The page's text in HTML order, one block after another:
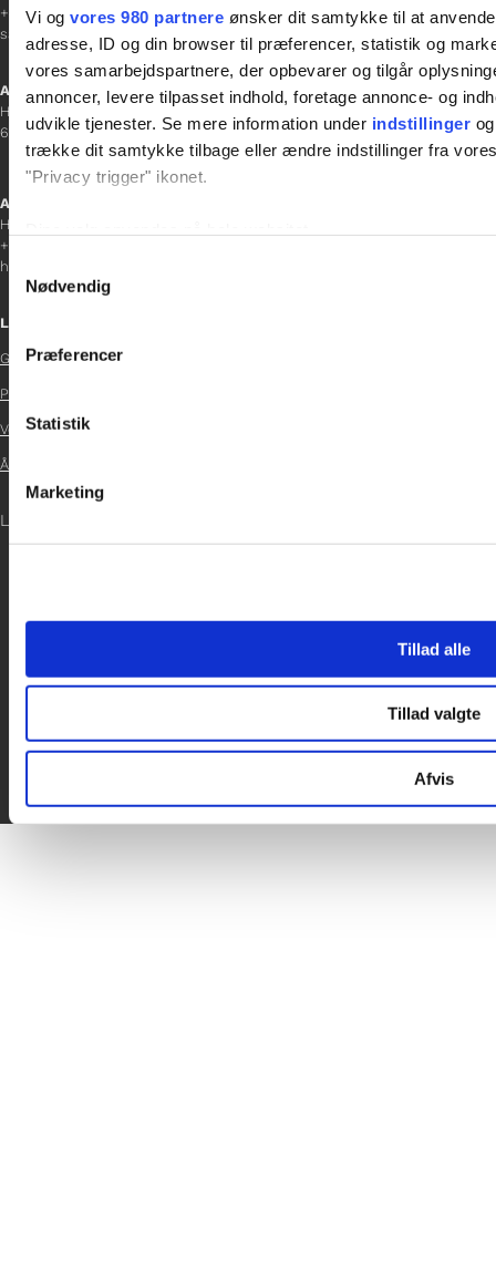
Vi og vores 980 partnere ønsker dit samtykke til at
adresse, ID og din browser til præferencer, statistik og
vores samarbejdspartnere, der opbevarer og tilgår
annoncer, levere tilpasset indhold, foretage annonce- og
udvikle tjenester. Se mere information under indstillinger
trække dit samtykke tilbage eller ændre indstillinger fra
"Privacy trigger" ikonet.
Vi bruger cookies til at tilpasse vores indhold og annoncer,
data med andre oplysninger, du har givet dem, eller som de
Nødvendig
Præferencer
Statistik
Marketing
Tillad alle
Tillad valgte
Afvis
+45 23 69 19 35
sanne.h@gladfonden.dk
Aabenraa
H P Hanssens Gade 23, 2.
6200 Aabenraa
Afdelingschef
Helene Teichert
+45 29 37 32 41
helene.t@gladfonden.dk
Links
Glad Fonden
Persondatapolitik
Vedtægter
Årsrapport 2024
LOG IND